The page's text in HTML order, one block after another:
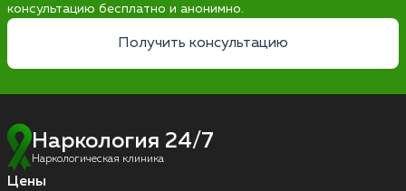
консультацию бесплатно и анонимно.
Получить консультацию
Наркология 24/7
Наркологическая клиника
Цены